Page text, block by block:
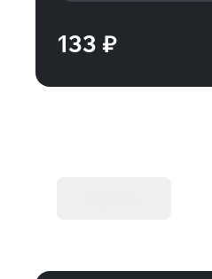
133 ₽